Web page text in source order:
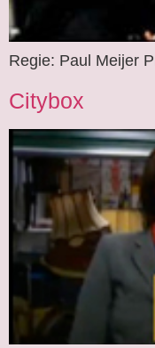
Regie: Paul Meijer
Citybox